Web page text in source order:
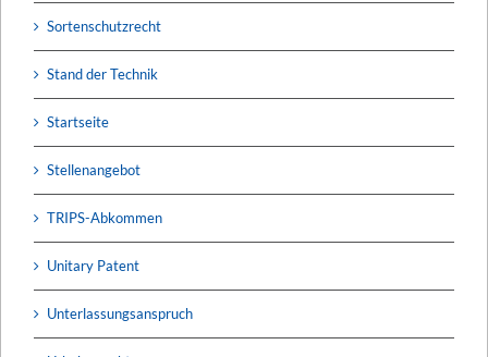
Sortenschutzrecht
Stand der Technik
Startseite
Stellenangebot
TRIPS-Abkommen
Unitary Patent
Unterlassungsanspruch